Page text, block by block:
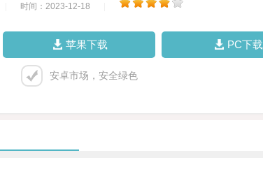
时间：2023-12-18
苹果下载 PC下载
安卓市场，安全绿色